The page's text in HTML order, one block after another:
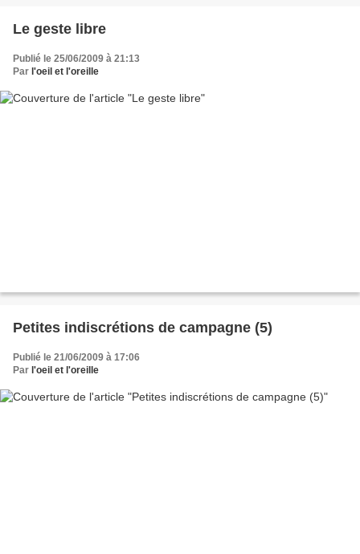
Le geste libre
Publié le 25/06/2009 à 21:13
Par l'oeil et l'oreille
Petites indiscrétions de campagne (5)
Publié le 21/06/2009 à 17:06
Par l'oeil et l'oreille